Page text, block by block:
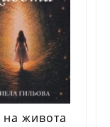
на живота